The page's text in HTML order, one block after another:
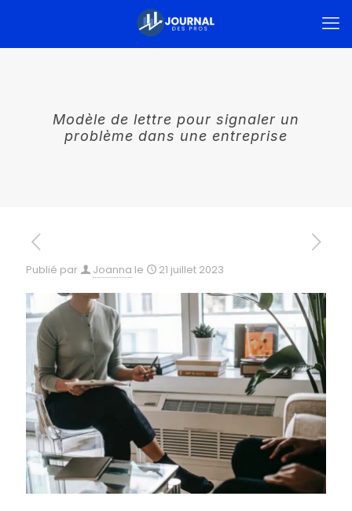
Modèle de lettre pour signaler un
problème dans une entreprise
Publié par Joanna le 21 juillet 2023